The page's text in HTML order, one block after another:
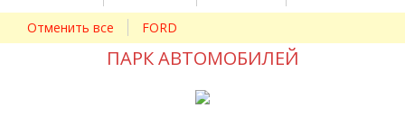
Отменить все FORD
ПАРК АВТОМОБИЛЕЙ